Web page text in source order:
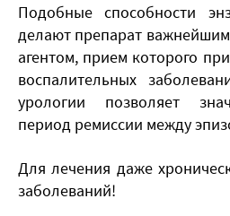
Подобные способности
делают препарат
агентом, прием которого
воспалительных
урологии позволяет
период ремиссии между
Для лечения даже
заболеваний!